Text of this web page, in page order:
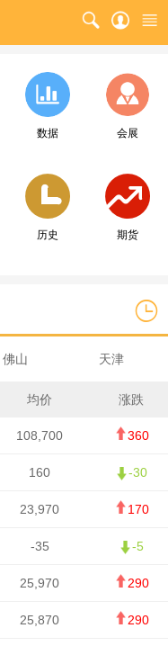
数据 会展
历史 期货
佛山 天津
均价 涨跌
108,700 360
160 -30
23,970 170
-35 -5
25,970 290
25,870 290